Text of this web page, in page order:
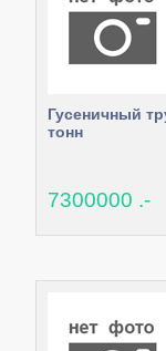
Гусеничный
тонн
7300000 .-